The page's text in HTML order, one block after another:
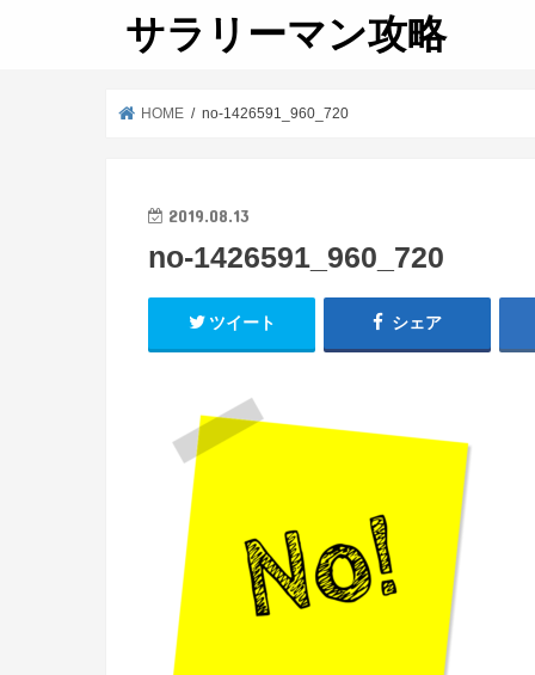
サラリーマン攻略
HOME no-1426591_960_720
2019.08.13
no-1426591_960_720
ツイート シェア